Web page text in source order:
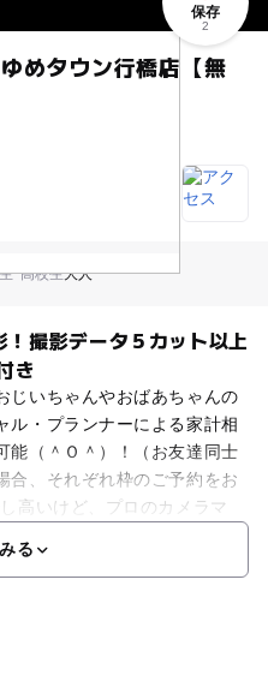
めタウン行橋店【無
保存
2
･高校生大人
撮影データ５カット以上
き
いちゃんやおばあちゃんの
・プランナーによる家計相
（＾Ｏ＾）！（お友達同士
合、それぞれ枠のご予約をお
高いけど、プロのカメラマ
る